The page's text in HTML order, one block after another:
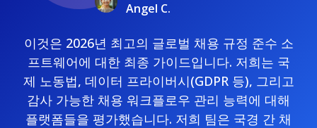
Angel C.
이것은 2026년 최고의 글로벌 채용 규정 준수 소
프트웨어에 대한 최종 가이드입니다. 저희는 국
제 노동법, 데이터 프라이버시(GDPR 등), 그리고
감사 가능한 채용 워크플로우 관리 능력에 대해
플랫폼들을 평가했습니다. 저희 팀은 국경 간 채